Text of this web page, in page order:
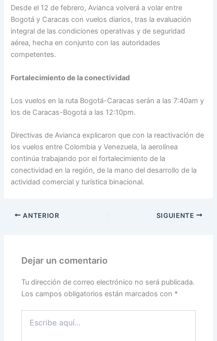
Desde el 12 de febrero, Avianca volverá a volar entre
Bogotá y Caracas con vuelos diarios, tras la evaluación
integral de las condiciones operativas y de seguridad
aérea, hecha en conjunto con las autoridades
competentes.
Fortalecimiento de la conectividad
Los vuelos en la ruta Bogotá-Caracas serán a las 7:40am y
los de Caracas-Bogotá a las 12:10pm.
Directivas de Avianca explicaron que con la reactivación de
los vuelos entre Colombia y Venezuela, la aerolínea
continúa trabajando por el fortalecimiento de la
conectividad en la región, de la mano del desarrollo de la
actividad comercial y turística binacional.
ANTERIOR SIGUIENTE
Dejar un comentario
Tu dirección de correo electrónico no será publicada.
Los campos obligatorios están marcados con *
aquí...